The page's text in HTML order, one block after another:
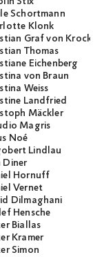
Schortmann
Klonk
Graf von
Thomas
Eichenberg
von Braun
Weiss
Landfried
Mäckler
Magris
Noé
Lindlau
Diner
Hornuff
Vernet
Dilmaghani
Hensche
Biallas
Kramer
Simon